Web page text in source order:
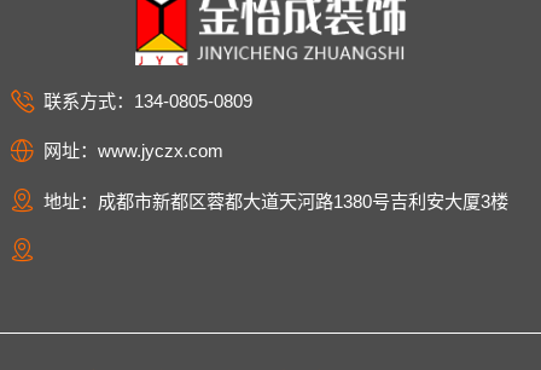
联系方式：134-0805-0809
网址：www.jyczx.com
地址：成都市新都区蓉都大道天河路1380号吉利安大厦3楼